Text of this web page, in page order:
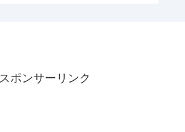
スポンサーリンク